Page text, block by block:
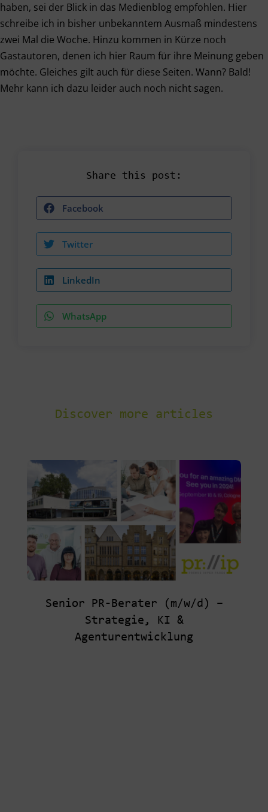
haben, sei der Blick in das Medienblog empfohlen. Hier
schreibe ich in bisher unbekanntem Ausmaß mindestens
zwei Mal die Woche. Hinzu kommen in Kürze noch
Gastautoren, denen ich hier Raum für ihre Meinung geben
möchte. Gleiches gilt auch für diese Seiten. Wann? Bald!
Mehr kann ich dazu leider auch noch nicht sagen.
Share this post:
Facebook
Twitter
LinkedIn
WhatsApp
Discover more articles
Senior PR-Berater (m/w/d) –
Strategie, KI &
Agenturentwicklung